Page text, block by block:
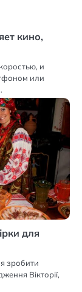
кино,
и
или
для
зробити
Вікторії,